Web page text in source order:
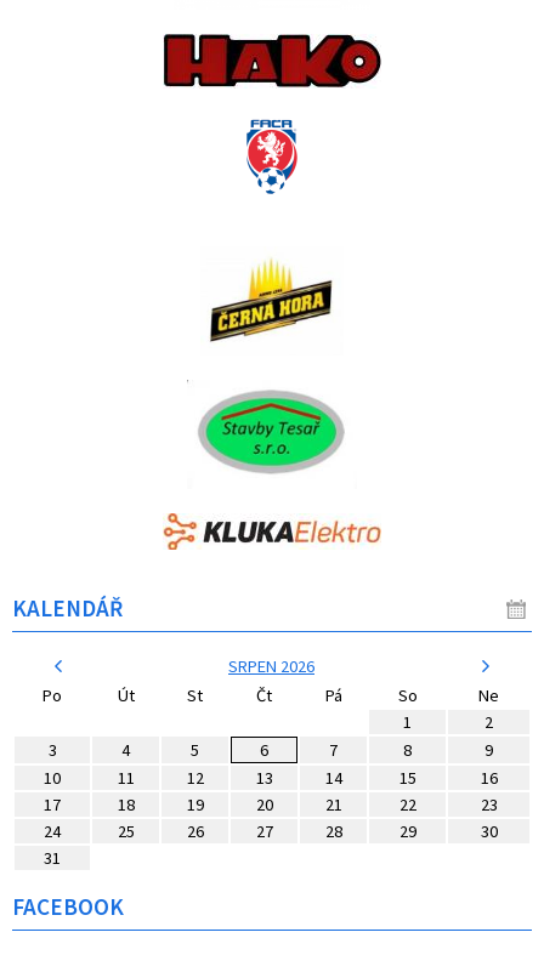
KALENDÁŘ
SRPEN 2026
Po
Út St Čt Pá So
Ne
1
2
3
4 5 6 7 8
9
10
11 12 13 14 15
16
17
18 19 20 21 22
23
24
25 26 27 28 29
30
31
FACEBOOK